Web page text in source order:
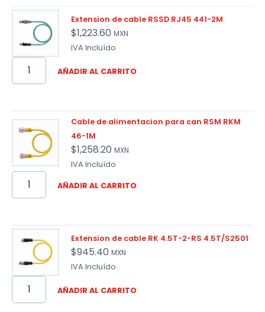
Extension de cable RSSD RJ45 441-2M
$1,223.60 MXN
IVA Incluído
AÑADIR AL CARRITO
Cable de alimentacion para can RSM RKM
46-1M
$1,258.20 MXN
IVA Incluído
AÑADIR AL CARRITO
Extension de cable RK 4.5T-2-RS 4.5T/S2501
$945.40 MXN
IVA Incluído
AÑADIR AL CARRITO